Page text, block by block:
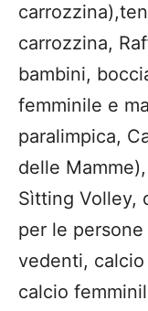
carrozzina),t
carrozzina,
bambini, b
femminile e
paralimpica,
delle Mamme)
Sìtting Volley,
per le
vedenti,
calcio